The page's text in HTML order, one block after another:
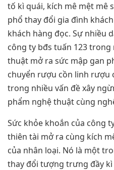
tố kì quái, kích mê mệt mê
phổ thay đổi gia đình
khách hàng đọc. Sự nhiều
công ty bđs tuấn 123
thuật mở ra sức mập gan
chuyển rượu cồn linh rượu
trong nhiều vấn đề xây
phẩm nghệ thuật cùng
Sức khỏe khoắn của công
thiên tài mở ra cùng kích
của nhân loại. Nó là một
thay đổi tượng trưng đầy